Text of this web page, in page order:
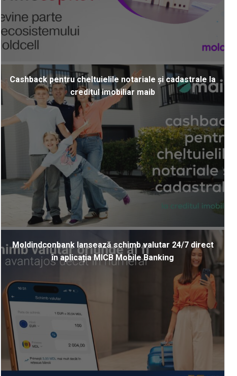
Cashback pentru cheltuielile notariale și cadastrale la
creditul imobiliar maib
Moldindconbank lansează schimb valutar 24/7 direct
în aplicația MICB Mobile Banking